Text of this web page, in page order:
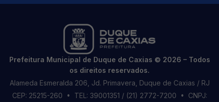
Prefeitura Municipal de Duque de Caxias © 2026 – Todos
os direitos reservados.
Alameda Esmeralda 206, Jd. Primavera, Duque de Caxias / RJ
CEP: 25215-260 • TEL: 39001351 / (21) 2772-7200 • CNPJ: